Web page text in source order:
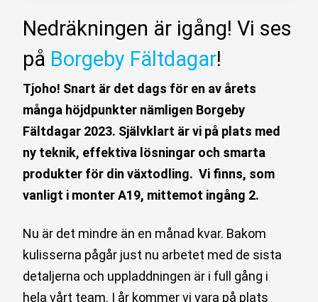
Nedräkningen är igång! Vi ses
på Borgeby Fältdagar!
Tjoho! Snart är det dags för en av årets
många höjdpunkter nämligen Borgeby
Fältdagar 2023. Självklart är vi på plats med
ny teknik, effektiva lösningar och smarta
produkter för din växtodling. Vi finns, som
vanligt i monter A19, mittemot ingång 2.
Nu är det mindre än en månad kvar. Bakom
kulisserna pågår just nu arbetet med de sista
detaljerna och uppladdningen är i full gång i
hela vårt team. I år kommer vi vara på plats